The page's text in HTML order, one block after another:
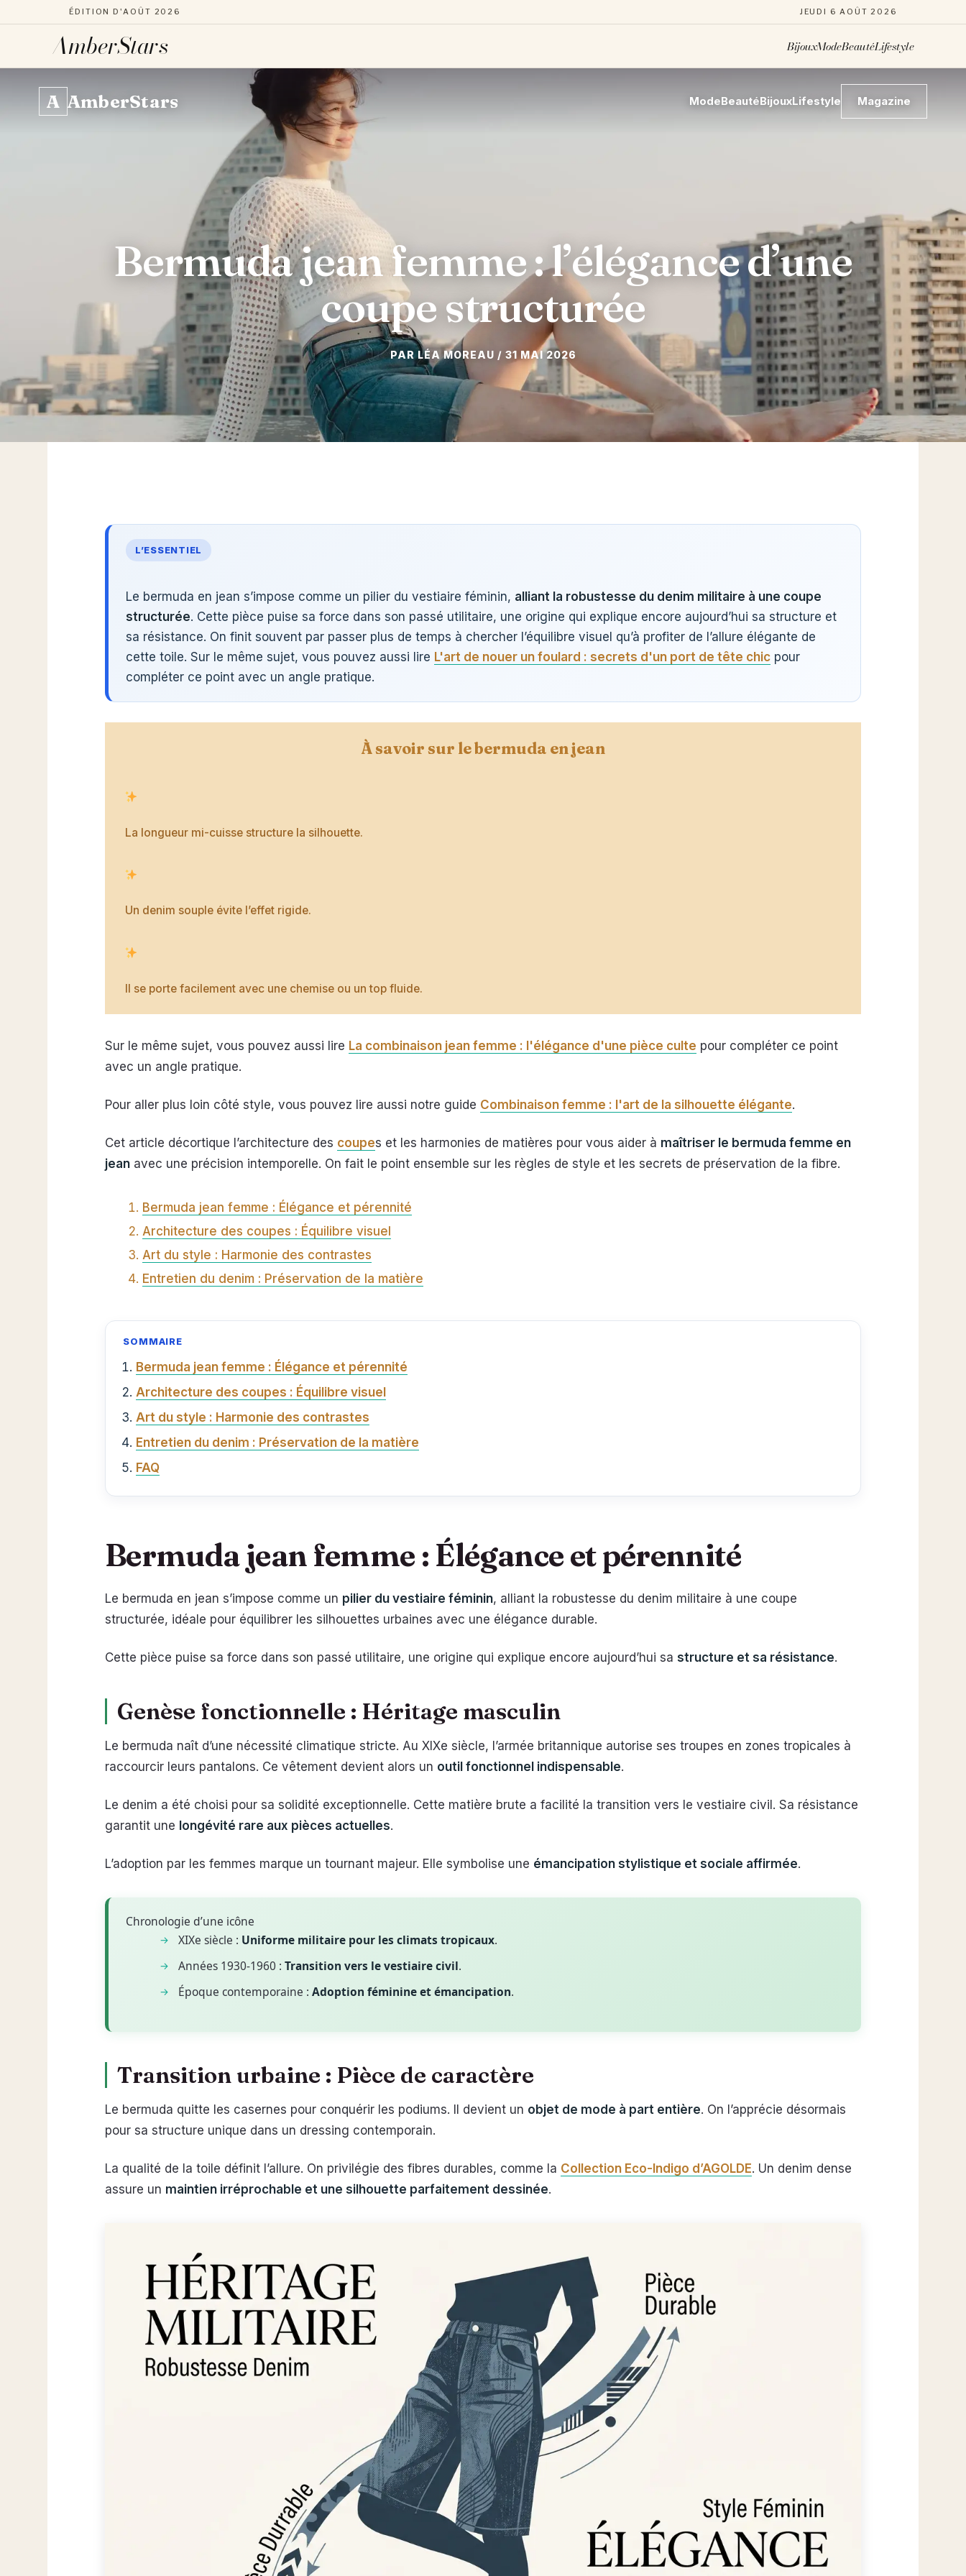
ÉDITION D'AOÛT 2026 JEUDI 6 AOÛT 2026
AmberStars BijouxModeBeautéLifestyle
contenu
A AmberStars ModeBeautéBijouxLifestyle Magazine
Bermuda jean femme : l’élégance d’une
coupe structurée
31 MAI 2026
L’ESSENTIEL
Le bermuda en jean s’impose comme un pilier du vestiaire féminin, alliant la robustesse du denim militaire à une coupe
structurée. Cette pièce puise sa force dans son passé utilitaire, une origine qui explique encore aujourd’hui sa structure et
sa résistance. On finit souvent par passer plus de temps à chercher l’équilibre visuel qu’à profiter de l’allure élégante de
cette toile. Sur le même sujet, vous pouvez aussi lire L'art de nouer un foulard : secrets d'un port de tête chic pour
compléter ce point avec un angle pratique.
À savoir sur le bermuda en jean
La longueur mi-cuisse structure la silhouette.
Un denim souple évite l’effet rigide.
Il se porte facilement avec une chemise ou un top fluide.
Sur le même sujet, vous pouvez aussi lire La combinaison jean femme : l'élégance d'une pièce culte pour compléter ce point
avec un angle pratique.
Pour aller plus loin côté style, vous pouvez lire aussi notre guide Combinaison femme : l'art de la silhouette élégante.
Cet article décortique l’architecture des coupes et les harmonies de matières pour vous aider à maîtriser le bermuda femme en
jean avec une précision intemporelle. On fait le point ensemble sur les règles de style et les secrets de préservation de la fibre.
Bermuda jean femme : Élégance et pérennité
Architecture des coupes : Équilibre visuel
Art du style : Harmonie des contrastes
Entretien du denim : Préservation de la matière
SOMMAIRE
Bermuda jean femme : Élégance et pérennité
Architecture des coupes : Équilibre visuel
Art du style : Harmonie des contrastes
Entretien du denim : Préservation de la matière
FAQ
Bermuda jean femme : Élégance et pérennité
Le bermuda en jean s’impose comme un pilier du vestiaire féminin, alliant la robustesse du denim militaire à une coupe
structurée, idéale pour équilibrer les silhouettes urbaines avec une élégance durable.
Cette pièce puise sa force dans son passé utilitaire, une origine qui explique encore aujourd’hui sa structure et sa résistance.
Genèse fonctionnelle : Héritage masculin
Le bermuda naît d’une nécessité climatique stricte. Au XIXe siècle, l’armée britannique autorise ses troupes en zones tropicales à
raccourcir leurs pantalons. Ce vêtement devient alors un outil fonctionnel indispensable.
Le denim a été choisi pour sa solidité exceptionnelle. Cette matière brute a facilité la transition vers le vestiaire civil. Sa résistance
garantit une longévité rare aux pièces actuelles.
L’adoption par les femmes marque un tournant majeur. Elle symbolise une émancipation stylistique et sociale affirmée.
Chronologie d’une icône
XIXe siècle : Uniforme militaire pour les climats tropicaux.
Années 1930-1960 : Transition vers le vestiaire civil.
Époque contemporaine : Adoption féminine et émancipation.
Transition urbaine : Pièce de caractère
Le bermuda quitte les casernes pour conquérir les podiums. Il devient un objet de mode à part entière. On l’apprécie désormais
pour sa structure unique dans un dressing contemporain.
La qualité de la toile définit l’allure. On privilégie des fibres durables, comme la Collection Eco-Indigo d’AGOLDE. Un denim dense
assure un maintien irréprochable et une silhouette parfaitement dessinée.